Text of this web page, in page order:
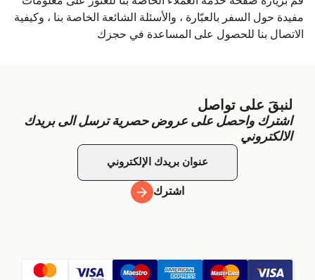
مفيدة حول السفر بالعبّارة ، والأسئلة الشائعة الخاصة بنا ، وكيفية
الاتصال بنا للحصول على المساعدة في حجزك
لنبقَ على تواصل
اشترك واحصل على عروض حصرية ترسل الى بريدك
الالكتروني
اشترك